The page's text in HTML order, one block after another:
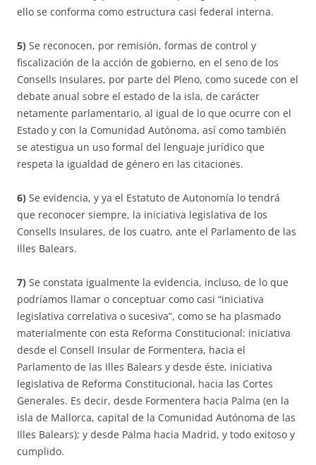
ello se conforma como estructura casi federal interna.
5) Se reconocen, por remisión, formas de control y
fiscalización de la acción de gobierno, en el seno de los
Consells Insulares, por parte del Pleno, como sucede con el
debate anual sobre el estado de la isla, de carácter
netamente parlamentario, al igual de lo que ocurre con el
Estado y con la Comunidad Autónoma, así como también
se atestigua un uso formal del lenguaje jurídico que
respeta la igualdad de género en las citaciones.
6) Se evidencia, y ya el Estatuto de Autonomía lo tendrá
que reconocer siempre, la iniciativa legislativa de los
Consells Insulares, de los cuatro, ante el Parlamento de las
Illes Balears.
7) Se constata igualmente la evidencia, incluso, de lo que
podríamos llamar o conceptuar como casi “iniciativa
legislativa correlativa o sucesiva”, como se ha plasmado
materialmente con esta Reforma Constitucional: iniciativa
desde el Consell Insular de Formentera, hacia el
Parlamento de las Illes Balears y desde éste, iniciativa
legislativa de Reforma Constitucional, hacia las Cortes
Generales. Es decir, desde Formentera hacia Palma (en la
isla de Mallorca, capital de la Comunidad Autónoma de las
Illes Balears); y desde Palma hacia Madrid, y todo exitoso y
cumplido.